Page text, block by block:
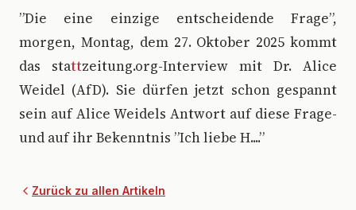
”Die eine einzige entscheidende Frage”,
morgen, Montag, dem 27. Oktober 2025 kommt
das stattzeitung.org-Interview mit Dr. Alice
Weidel (AfD). Sie dürfen jetzt schon gespannt
sein auf Alice Weidels Antwort auf diese Frage-
und auf ihr Bekenntnis ”Ich liebe H....”
Zurück zu allen Artikeln